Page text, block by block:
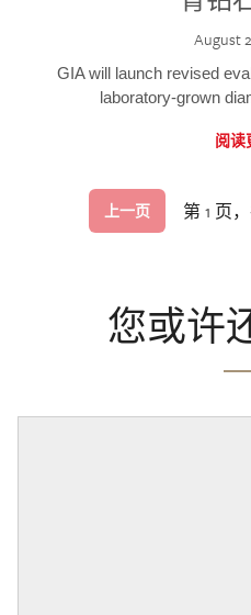
August
GIA will launch revised
laboratory-grown
阅读
上一页 第 1 页
您或许